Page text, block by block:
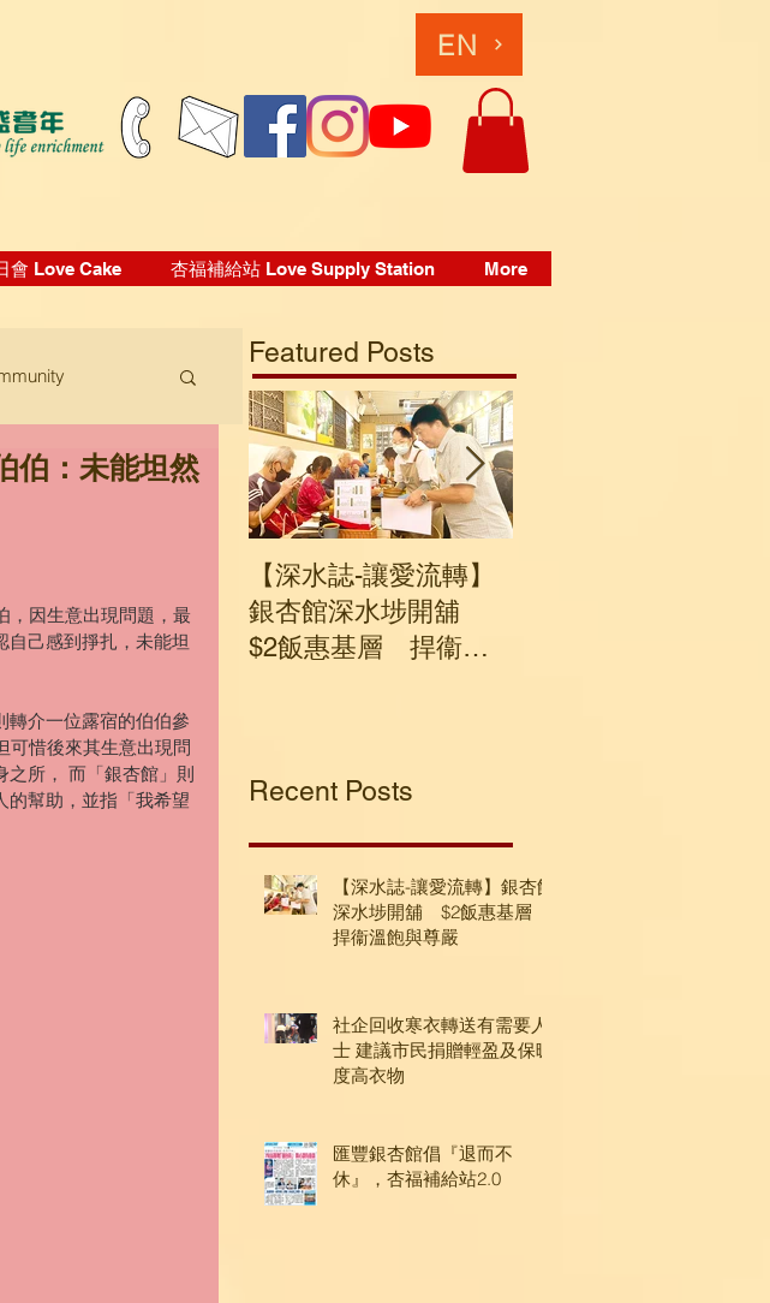
EN
會 Love Cake 杏福補給站 Love Supply Station More
伯：未能坦然
，因生意出現問題，最
己感到掙扎，未能坦
轉介一位露宿的伯伯參
可惜後來其生意出現問
之所， 而「銀杏館」則
的幫助，並指「我希望
Featured Posts
【深水誌-讓愛流轉】
銀杏館深水埗開舖
$2飯惠基層 捍衞溫
Recent Posts
【深水誌-讓愛流轉】銀杏館
深水埗開舖 $2飯惠基層
捍衞溫飽與尊嚴
社企回收寒衣轉送有需要人
士 建議市民捐贈輕盈及保暖
度高衣物
匯豐銀杏館倡『退而不
休』，杏福補給站2.0